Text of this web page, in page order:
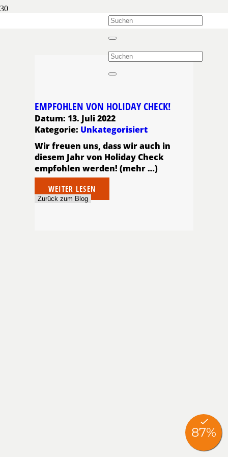
EMPFOHLEN VON HOLIDAY CHECK!
Datum: 13. Juli 2022
Kategorie: Unkategorisiert
Wir freuen uns, dass wir auch in
diesem Jahr von Holiday Check
empfohlen werden! (mehr …)
WEITER LESEN
Zurück zum Blog